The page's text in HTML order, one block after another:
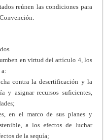
reúnen las condiciones para
en virtud del artículo 4, los
a:
contra la desertificación y la
y asignar recursos suficientes,
en el marco de sus planes y
a los efectos de luchar
de la sequía;